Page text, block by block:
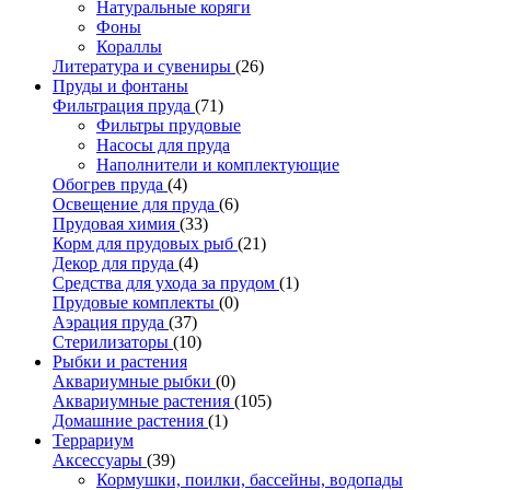
Натуральные коряги
Фоны
Кораллы
Литература и сувениры (26)
Пруды и фонтаны
Фильтрация пруда (71)
Фильтры прудовые
Насосы для пруда
Наполнители и комплектующие
Обогрев пруда (4)
Освещение для пруда (6)
Прудовая химия (33)
Корм для прудовых рыб (21)
Декор для пруда (4)
Средства для ухода за прудом (1)
Прудовые комплекты (0)
Аэрация пруда (37)
Стерилизаторы (10)
Рыбки и растения
Аквариумные рыбки (0)
Аквариумные растения (105)
Домашние растения (1)
Террариум
Аксессуары (39)
Кормушки, поилки, бассейны, водопады